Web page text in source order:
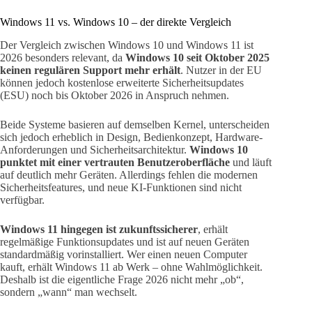
Windows 11 vs. Windows 10 – der direkte Vergleich
Der Vergleich zwischen Windows 10 und Windows 11 ist
2026 besonders relevant, da Windows 10 seit Oktober 2025
keinen regulären Support mehr erhält. Nutzer in der EU
können jedoch kostenlose erweiterte Sicherheitsupdates
(ESU) noch bis Oktober 2026 in Anspruch nehmen.
Beide Systeme basieren auf demselben Kernel, unterscheiden
sich jedoch erheblich in Design, Bedienkonzept, Hardware-
Anforderungen und Sicherheitsarchitektur. Windows 10
punktet mit einer vertrauten Benutzeroberfläche und läuft
auf deutlich mehr Geräten. Allerdings fehlen die modernen
Sicherheitsfeatures, und neue KI-Funktionen sind nicht
verfügbar.
Windows 11 hingegen ist zukunftssicherer, erhält
regelmäßige Funktionsupdates und ist auf neuen Geräten
standardmäßig vorinstalliert. Wer einen neuen Computer
kauft, erhält Windows 11 ab Werk – ohne Wahlmöglichkeit.
Deshalb ist die eigentliche Frage 2026 nicht mehr „ob“,
sondern „wann“ man wechselt.